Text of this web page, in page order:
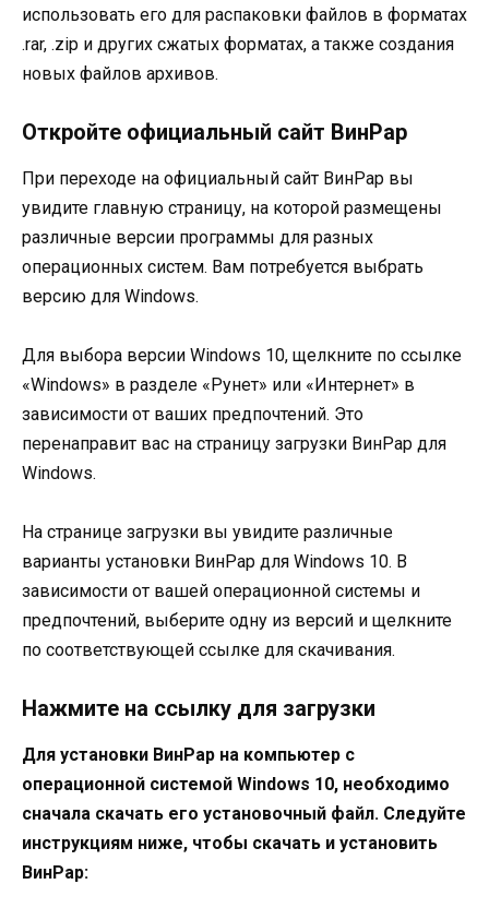
использовать его для распаковки файлов в форматах
.rar, .zip и других сжатых форматах, а также создания
новых файлов архивов.
Откройте официальный сайт ВинРар
При переходе на официальный сайт ВинРар вы
увидите главную страницу, на которой размещены
различные версии программы для разных
операционных систем. Вам потребуется выбрать
версию для Windows.
Для выбора версии Windows 10, щелкните по ссылке
«Windows» в разделе «Рунет» или «Интернет» в
зависимости от ваших предпочтений. Это
перенаправит вас на страницу загрузки ВинРар для
Windows.
На странице загрузки вы увидите различные
варианты установки ВинРар для Windows 10. В
зависимости от вашей операционной системы и
предпочтений, выберите одну из версий и щелкните
по соответствующей ссылке для скачивания.
Нажмите на ссылку для загрузки
Для установки ВинРар на компьютер с
операционной системой Windows 10, необходимо
сначала скачать его установочный файл. Следуйте
инструкциям ниже, чтобы скачать и установить
ВинРар: